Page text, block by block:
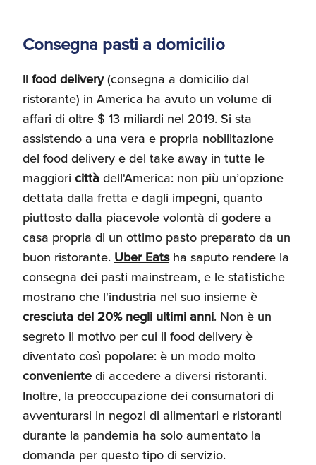
Consegna pasti a domicilio
Il food delivery(consegna a domicilio dal
ristorante) in America ha avuto un volume di
affari di oltre $ 13 miliardi nel 2019. Si sta
assistendo a una vera e propria nobilitazione
del food delivery e del take away in tutte le
maggiori città dell'America: non più un’opzione
dettata dalla fretta e dagli impegni, quanto
piuttosto dalla piacevole volontà di godere a
casa propria di un ottimo pasto preparato da un
buon ristorante. Uber Eatsha saputo rendere la
consegna dei pasti mainstream, e le statistiche
mostrano che l'industria nel suo insieme è
cresciuta del 20% negli ultimi anni. Non è un
segreto il motivo per cui il food delivery è
diventato così popolare: è un modo molto
convenientedi accedere a diversi ristoranti.
Inoltre, la preoccupazione dei consumatori di
avventurarsi in negozi di alimentari e ristoranti
durante la pandemia ha solo aumentato la
domanda per questo tipo di servizio.